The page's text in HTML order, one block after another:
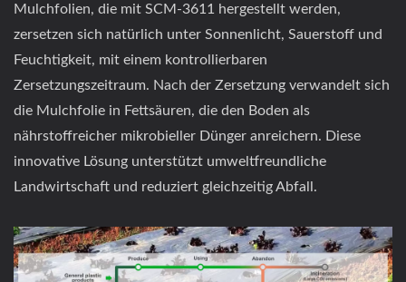
Mulchfolien, die mit SCM-3611 hergestellt werden,
zersetzen sich natürlich unter Sonnenlicht, Sauerstoff und
Feuchtigkeit, mit einem kontrollierbaren
Zersetzungszeitraum. Nach der Zersetzung verwandelt sich
die Mulchfolie in Fettsäuren, die den Boden als
nährstoffreicher mikrobieller Dünger anreichern. Diese
innovative Lösung unterstützt umweltfreundliche
Landwirtschaft und reduziert gleichzeitig Abfall.